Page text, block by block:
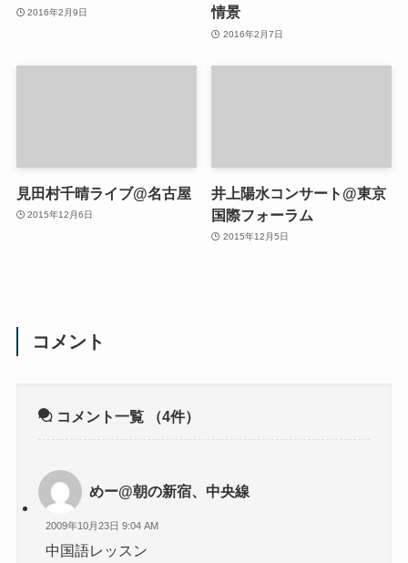
2016年2月9日
情景
2016年2月7日
見田村千晴ライブ@名古屋
2015年12月6日
井上陽水コンサート@東京
国際フォーラム
2015年12月5日
コメント
コメント一覧 （4件）
めー@朝の新宿、中央線
2009年10月23日 9:04 AM
中国語レッスン